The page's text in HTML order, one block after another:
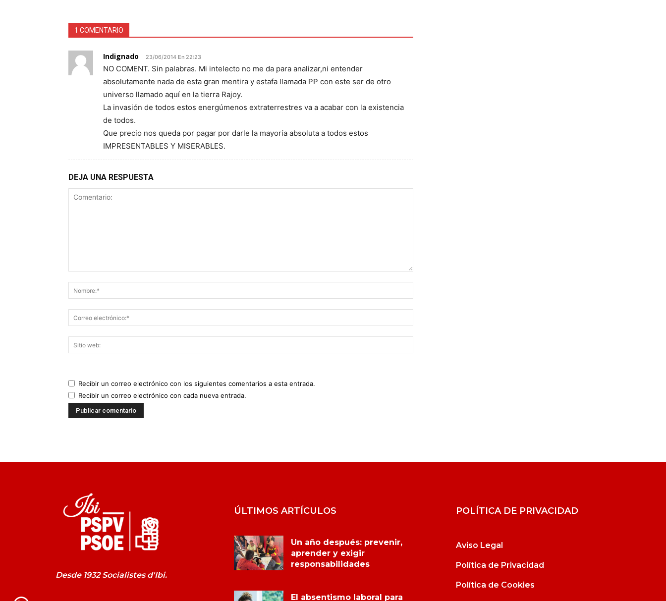
1 COMENTARIO
Indignado 23/06/2014 En 22:23
NO COMENT. Sin palabras. Mi intelecto no me da para analizar,ni entender
absolutamente nada de esta gran mentira y estafa llamada PP con este ser de otro
universo llamado aquí en la tierra Rajoy.
La invasión de todos estos energúmenos extraterrestres va a acabar con la existencia
de todos.
Que precio nos queda por pagar por darle la mayoría absoluta a todos estos
IMPRESENTABLES Y MISERABLES.
DEJA UNA RESPUESTA
Recibir un correo electrónico con los siguientes comentarios a esta entrada.
Recibir un correo electrónico con cada nueva entrada.
Desde 1932 Socialistes d'Ibi.
ÚLTIMOS ARTÍCULOS
Un año después: prevenir,
aprender y exigir
responsabilidades
El absentismo laboral para
POLÍTICA DE PRIVACIDAD
Aviso Legal
Política de Privacidad
Política de Cookies